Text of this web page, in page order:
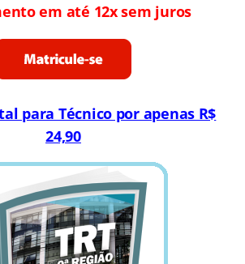
em até 12x sem juros
para Técnico por apenas R$
24,90